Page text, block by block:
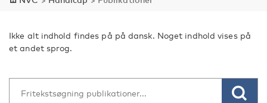
Ikke alt indhold findes på på dansk. Noget indhold vises på
et andet sprog.